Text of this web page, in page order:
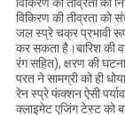
विकिरण की तीव्रता की
विकिरण की तीव्रता
जल स्प्रे चक्र प्रभावी रूप
कर सकता है।बारिश की
रंग सहित), क्षरण की
परत ने सामग्री को ही
रेन स्प्रे फंक्शन ऐसी
क्लाइमेट एजिंग टेस्ट को